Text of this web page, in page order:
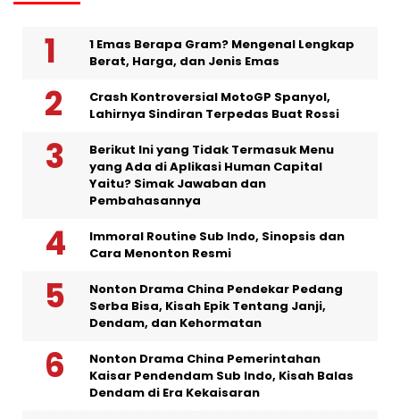
1 Emas Berapa Gram? Mengenal Lengkap
Berat, Harga, dan Jenis Emas
Crash Kontroversial MotoGP Spanyol,
Lahirnya Sindiran Terpedas Buat Rossi
Berikut Ini yang Tidak Termasuk Menu
yang Ada di Aplikasi Human Capital
Yaitu? Simak Jawaban dan
Pembahasannya
Immoral Routine Sub Indo, Sinopsis dan
Cara Menonton Resmi
Nonton Drama China Pendekar Pedang
Serba Bisa, Kisah Epik Tentang Janji,
Dendam, dan Kehormatan
Nonton Drama China Pemerintahan
Kaisar Pendendam Sub Indo, Kisah Balas
Dendam di Era Kekaisaran